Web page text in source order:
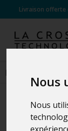
Nous
Nous
Livraison offerte